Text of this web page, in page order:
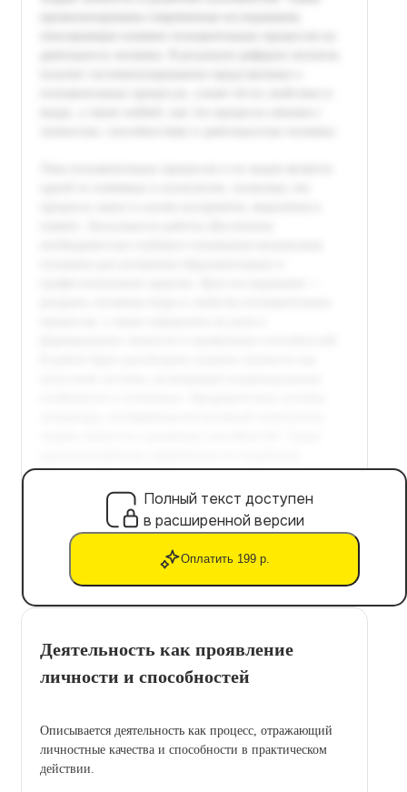
Полный текст доступен
в расширенной версии
Оплатить 199 р.
Деятельность как проявление
личности и способностей
Описывается деятельность как процесс, отражающий
личностные качества и способности в практическом
действии.